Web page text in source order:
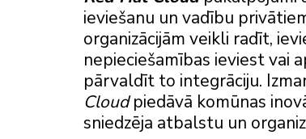
ieviešanu un vadību
organizācijām veikli radīt,
nepieciešamības ieviest vai
pārvaldīt to integrāciju.
Cloudpiedāvā komūnas
sniedzēja atbalstu un